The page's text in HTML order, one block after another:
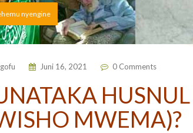
nyengine
Juni 16, 2021 0 Comments
MWEMA)?